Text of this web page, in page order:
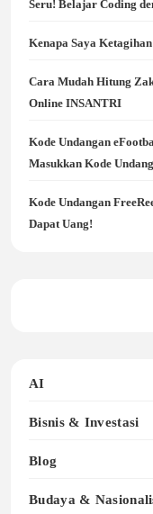
Seru! Belajar Coding
Kenapa Saya
Cara Mudah Hitung
Online INSANTRI
Kode Undangan
Masukkan Kode
Kode Undangan
Dapat Uang!
AI
Bisnis & Investasi
Blog
Budaya &